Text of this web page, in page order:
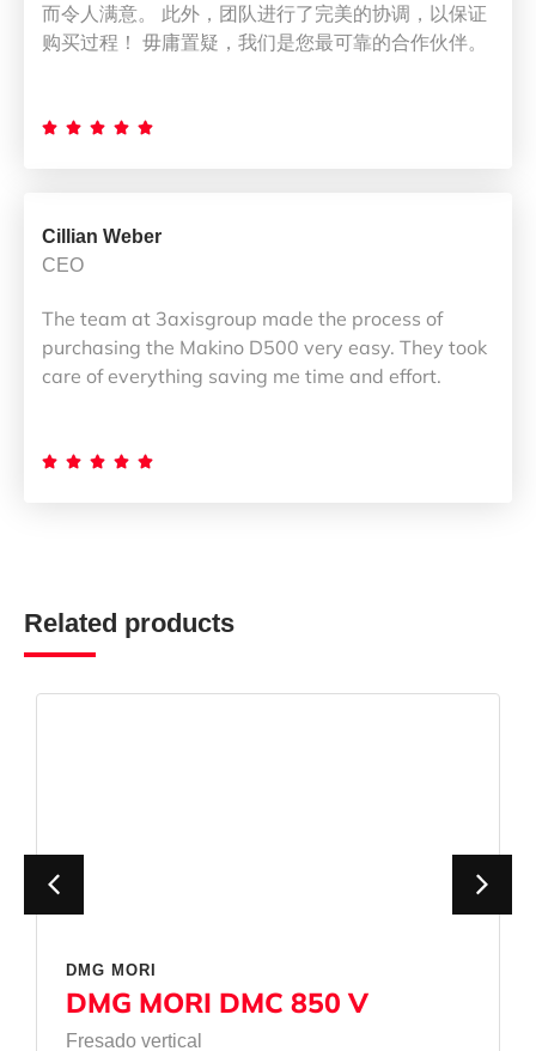
而令人满意。 此外，团队进行了完美的协调，以保证
购买过程！ 毋庸置疑，我们是您最可靠的合作伙伴。
    
Cillian Weber
CEO
The team at 3axisgroup made the process of
purchasing the Makino D500 very easy. They took
care of everything saving me time and effort.
    
Related products
DMG MORI
DMG MORI DMC 850 V
Fresado vertical